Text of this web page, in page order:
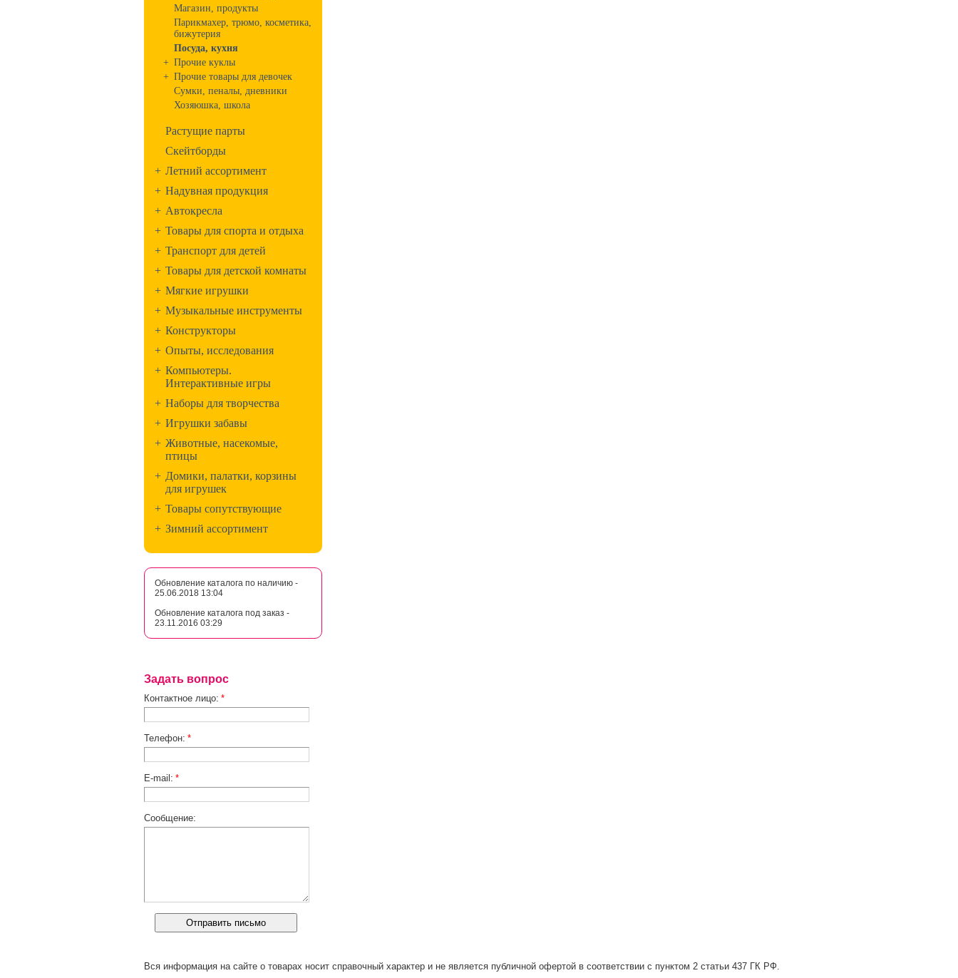
Магазин, продукты
Парикмахер, трюмо, косметика,
бижутерия
Посуда, кухня
+ Прочие куклы
+ Прочие товары для девочек
Сумки, пеналы, дневники
Хозяюшка, школа
Растущие парты
Скейтборды
+ Летний ассортимент
+ Надувная продукция
+ Автокресла
+ Товары для спорта и отдыха
+ Транспорт для детей
+ Товары для детской комнаты
+ Мягкие игрушки
+ Музыкальные инструменты
+ Конструкторы
+ Опыты, исследования
+ Компьютеры.
Интерактивные игры
+ Наборы для творчества
+ Игрушки забавы
+ Животные, насекомые,
птицы
+ Домики, палатки, корзины
для игрушек
+ Товары сопутствующие
+ Зимний ассортимент
Обновление каталога по наличию -
25.06.2018 13:04
Обновление каталога под заказ -
23.11.2016 03:29
Задать вопрос
Контактное лицо: *
Телефон: *
E-mail: *
Сообщение:
Вся информация на сайте о товарах носит справочный характер и не является публичной офертой в соответствии с пунктом 2 статьи 437 ГК РФ.